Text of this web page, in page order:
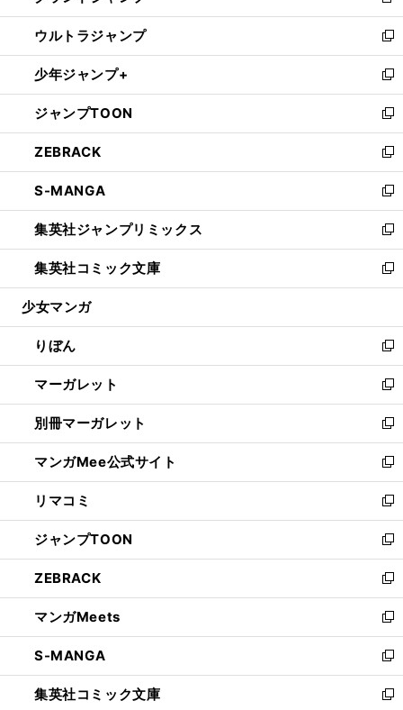
開
く
ウ
で
開
く
ン
ド
ウ
で
開
く
ウ
ィ
ン
ド
ウ
で
開
く
し
い
ウ
ィ
ン
ド
ウ
で
開
く
ウルトラジャンプ
新
し
い
ウ
ィ
ン
ド
ウ
で
開
く
少年ジャンプ+
新
し
い
ウ
ィ
ン
ド
ウ
で
開
く
ジャンプTOON
新
し
い
ウ
ィ
ン
ド
ウ
で
開
ZEBRACK
新
し
い
ウ
ィ
ン
ド
ウ
開
く
S-MANGA
新
し
い
ウ
ィ
ン
ウ
で
開
く
集英社ジャンプリミックス
新
し
い
ウ
ン
ド
ウ
で
開
く
集英社コミック文庫
新
し
ウ
ィ
ン
ド
ウ
で
開
く
少女マンガ
りぼん
新
し
い
ウ
ィ
ン
ド
ウ
で
開
く
マーガレット
新
し
い
ウ
ィ
ン
ド
ウ
で
開
く
別冊マーガレット
新
し
い
ウ
ィ
ン
ド
ウ
で
開
く
マンガMee公式サイト
新
し
い
ウ
ィ
ン
ド
ウ
で
開
く
リマコミ
新
し
い
ウ
ィ
ン
ド
ウ
で
開
く
ジャンプTOON
新
し
い
ウ
ィ
ン
ド
ウ
で
ZEBRACK
新
し
い
ウ
ィ
ン
ド
マンガMeets
新
し
い
ウ
ィ
S-MANGA
新
し
い
集英社コミック文庫
新